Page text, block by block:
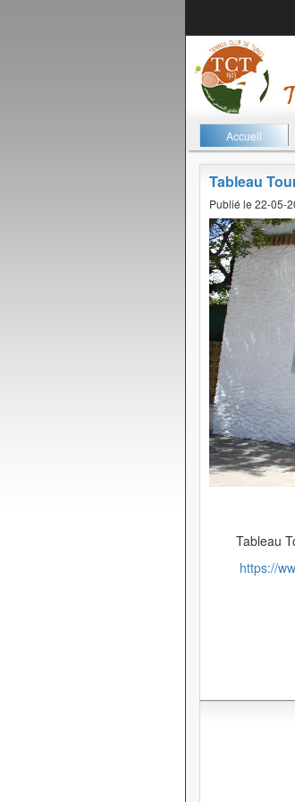
Accueil
Tableau
Publié le 22-05-
Tableau
https://